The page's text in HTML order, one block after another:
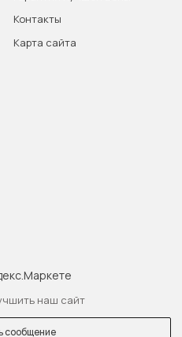
Контакты
Карта сайта
наш сайт
сообщение